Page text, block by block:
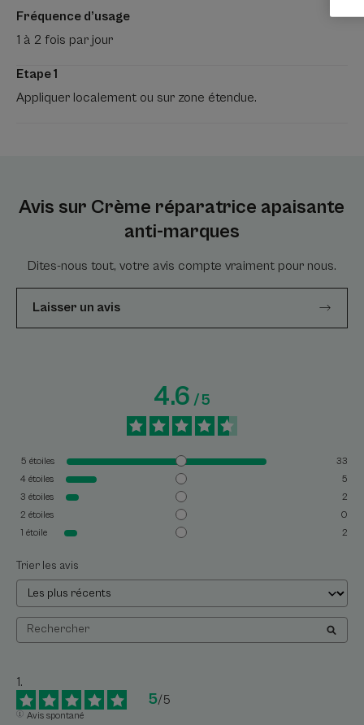
Fréquence d’usage
1 à 2 fois par jour
Etape 1
Appliquer localement ou sur zone étendue.
Avis sur Crème réparatrice apaisante
anti-marques
Dites-nous tout, votre avis compte vraiment pour nous.
Laisser un avis
4.6/5
5 étoiles
33
4 étoiles
5
3 étoiles
2
2 étoiles
0
1 étoile 2
Trier les avis
5/5
Avis spontané